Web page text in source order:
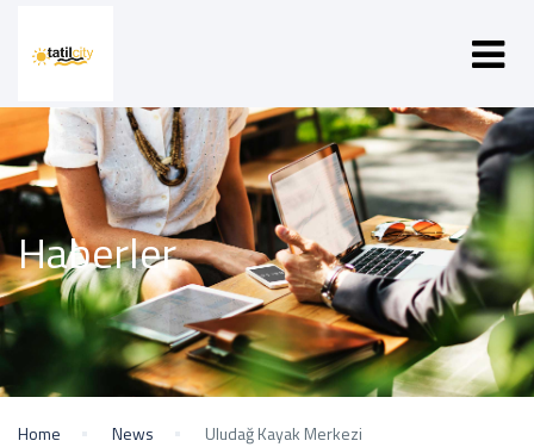
Haberler
Home News Uludağ Kayak Merkezi